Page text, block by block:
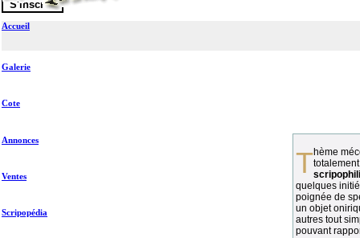
Accueil
Galerie
Cote
Annonces
Ventes
Scripopédia
Thème méconnu des collectionneurs et
quelques
poignée de
un objet
autres tout
pouvant